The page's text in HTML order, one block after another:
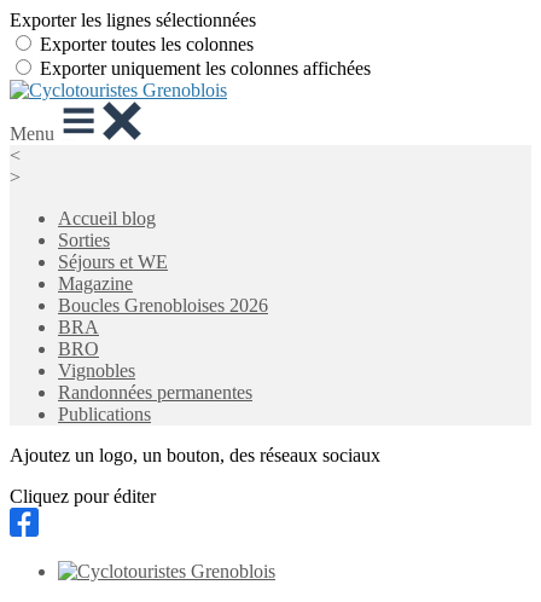
Exporter les lignes sélectionnées
Exporter toutes les colonnes
Exporter uniquement les colonnes affichées
Menu
<
>
Accueil blog
Sorties
Séjours et WE
Magazine
Boucles Grenobloises 2026
BRA
BRO
Vignobles
Randonnées permanentes
Publications
Ajoutez un logo, un bouton, des réseaux sociaux
Cliquez pour éditer